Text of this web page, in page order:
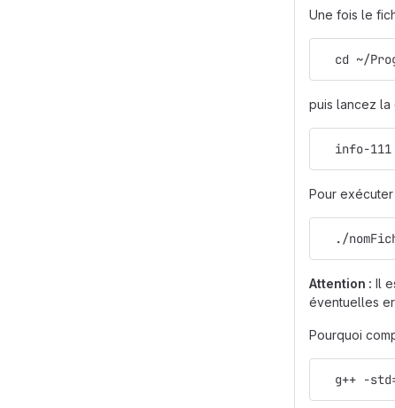
Une fois le
cd ~/
puis lancez la
info-
Pour
./
Attention : Il
éventuelles
Pourquoi
g++ -